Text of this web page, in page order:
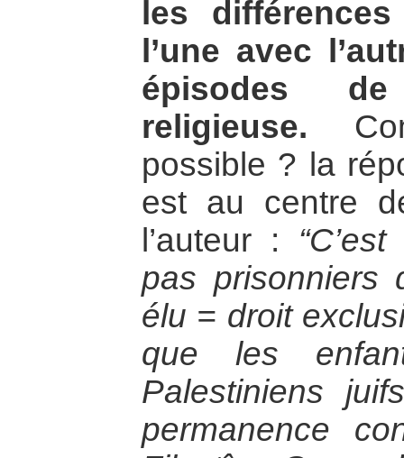
les
l’une avec
épisodes
religieuse.
possible ? la
est au centre
l’auteur :
pas prisonniers
élu = droit
que les
Palestiniens
permanence